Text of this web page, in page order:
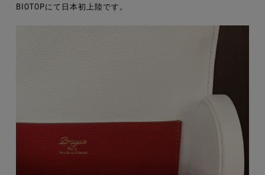
BIOTOPにて日本初上陸です。